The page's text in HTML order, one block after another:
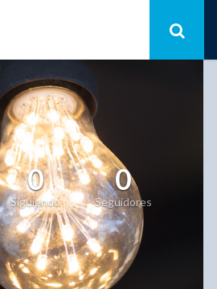
0
Siguiendo
0
Seguidores